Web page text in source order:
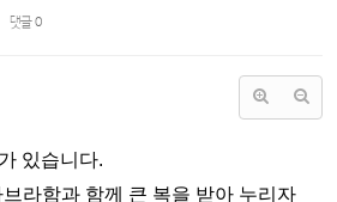
댓글0
가 있습니다.
라함과 함께 큰 복을 받아 누리자